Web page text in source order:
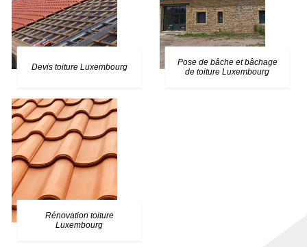
Devis toiture Luxembourg
Pose de bâche et bâchage
de toiture Luxembourg
Rénovation toiture
Luxembourg